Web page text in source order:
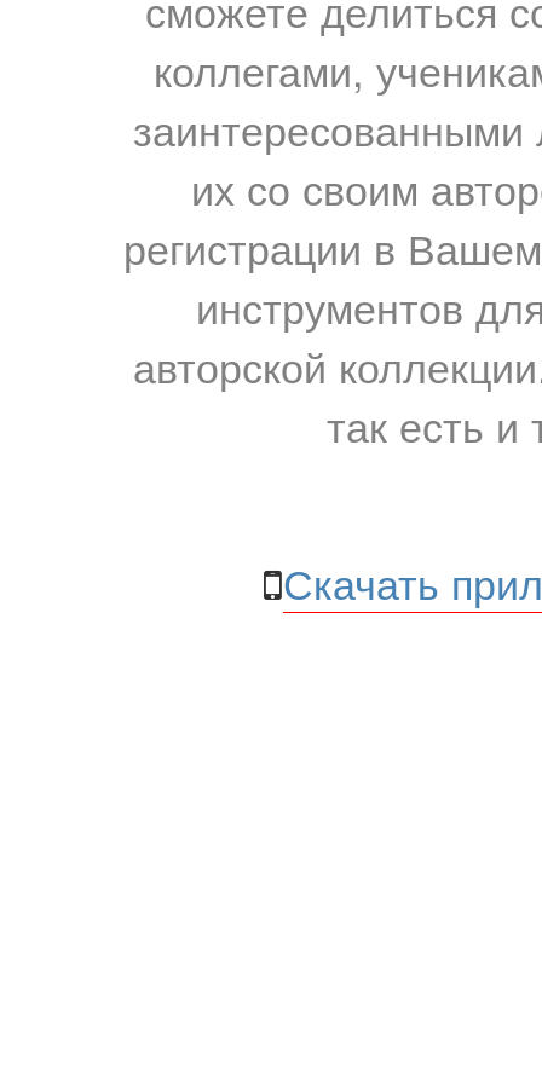
коллегами,
их со своим
регистрации в
инструментов
авторской
так есть и
Скачать